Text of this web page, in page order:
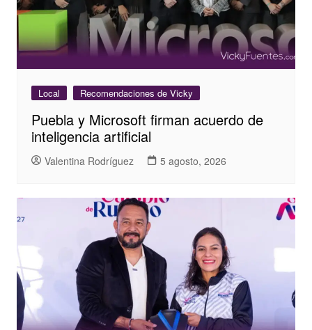
Local Recomendaciones de Vicky
Puebla y Microsoft firman acuerdo de
inteligencia artificial
Valentina Rodríguez 5 agosto, 2026